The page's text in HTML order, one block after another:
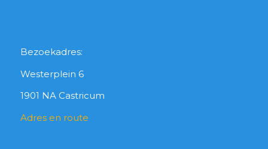
Bezoekadres:
Westerplein 6
1901 NA Castricum
Adres en route